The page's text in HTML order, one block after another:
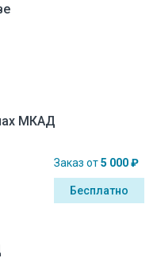
МКАД
Заказ от5 000 ₽
Бесплатно